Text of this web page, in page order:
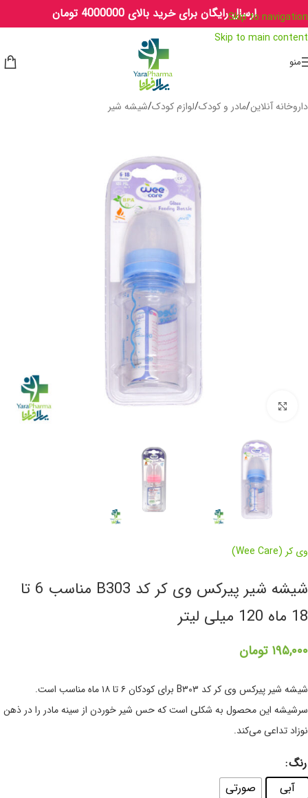
Skip to navigation
Skip to main content
ارسال رایگان برای خرید بالای 4000000 تومان
منو
داروخانه آنلاین/مادر و کودک/لوازم کودک/شیشه شیر
برای بزرگنمایی کلیک کنید
وی کر (Wee Care)
شیشه شیر پیرکس وی کر کد B303 مناسب 6 تا
18 ماه 120 میلی لیتر
۱۹۵,۰۰۰ تومان
شیشه شیر پیرکس وی کر کد B۳۰۳ برای کودکان ۶ تا ۱۸ ماه مناسب است.
سرشیشه این محصول به شکلی است که حس شیر خوردن از سینه مادر را در ذهن
نوزاد تداعی می‌کند.
رنگ
آبی
صورتی